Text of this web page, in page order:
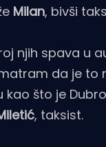
Milan, bivši
njih spava u
da je to
kao što je
, taksist.